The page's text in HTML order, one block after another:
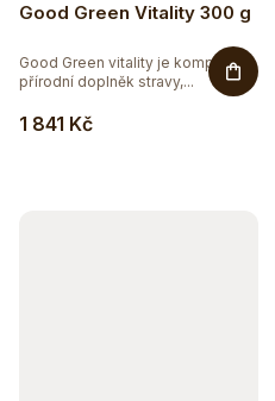
Good Green Vitality 300 g
1 841 Kč
Good Green vitality je komplexní
přírodní doplněk stravy,...
Těžko po jídle?